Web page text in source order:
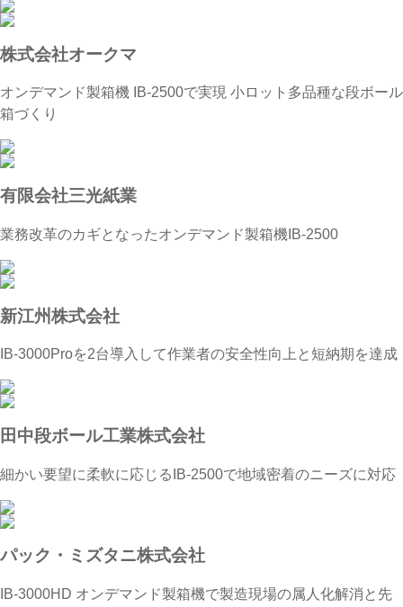
株式会社オークマ
オンデマンド製箱機 IB-2500で実現 小ロット多品種な段ボール
箱づくり
有限会社三光紙業
業務改革のカギとなったオンデマンド製箱機IB-2500
新江州株式会社
IB-3000Proを2台導入して作業者の安全性向上と短納期を達成
田中段ボール工業株式会社
細かい要望に柔軟に応じるIB-2500で地域密着のニーズに対応
パック・ミズタニ株式会社
IB-3000HD オンデマンド製箱機で製造現場の属人化解消と先